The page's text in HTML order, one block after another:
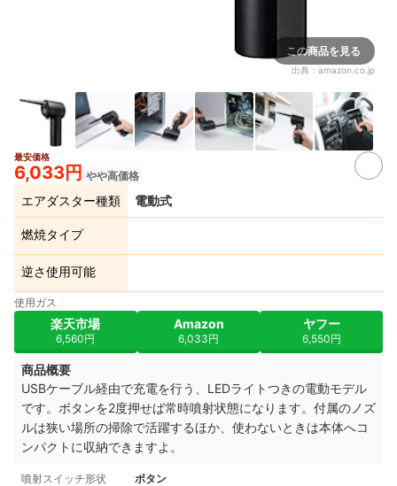
この商品を見る
出典： amazon.co.jp
最安価格
6,033円 やや高価格
エアダスター種類 電動式
燃焼タイプ
逆さ使用可能
使用ガス
楽天市場
6,560円
Amazon
6,033円
ヤフー
6,550円
商品概要
USBケーブル経由で充電を行う、LEDライトつきの電動モデル
です。ボタンを2度押せば常時噴射状態になります。付属のノズ
ルは狭い場所の掃除で活躍するほか、使わないときは本体へコ
ンパクトに収納できますよ。
噴射スイッチ形状 ボタン